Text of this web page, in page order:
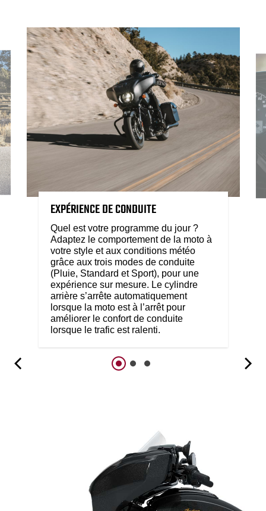
EXPÉRIENCE DE CONDUITE
Quel est votre programme du jour ?
Adaptez le comportement de la moto à
votre style et aux conditions météo
grâce aux trois modes de conduite
(Pluie, Standard et Sport), pour une
expérience sur mesure. Le cylindre
arrière s’arrête automatiquement
lorsque la moto est à l’arrêt pour
améliorer le confort de conduite
lorsque le trafic est ralenti.